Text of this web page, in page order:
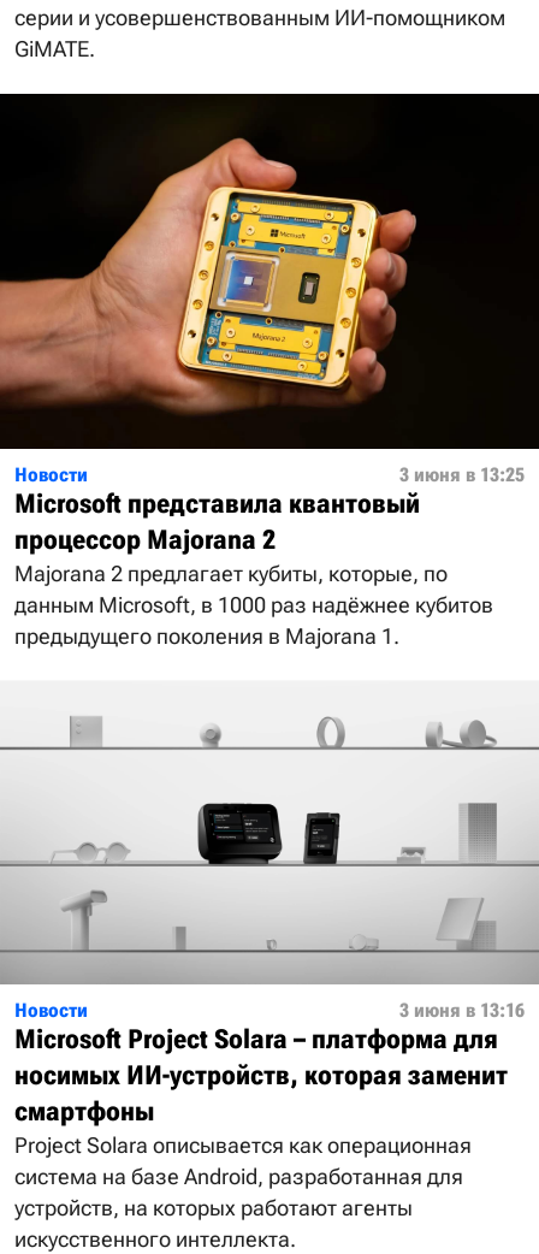
серии и усовершенствованным ИИ-помощником
GiMATE.
Новости 3 июня в 13:25
Microsoft представила квантовый
процессор Majorana 2
Majorana 2 предлагает кубиты, которые, по
данным Microsoft, в 1000 раз надёжнее кубитов
предыдущего поколения в Majorana 1.
Новости 3 июня в 13:16
Microsoft Project Solara – платформа для
носимых ИИ-устройств, которая заменит
смартфоны
Project Solara описывается как операционная
система на базе Android, разработанная для
устройств, на которых работают агенты
искусственного интеллекта.